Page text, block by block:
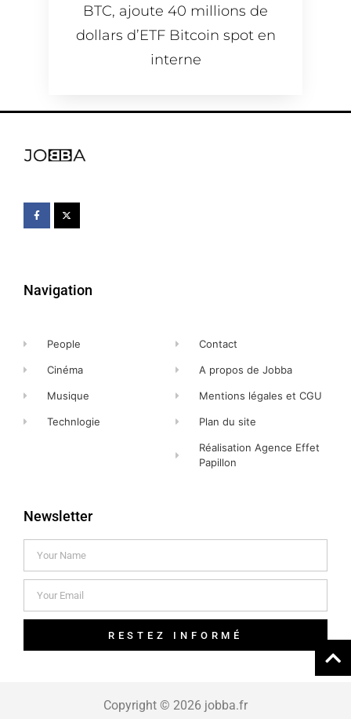
BTC, ajoute 40 millions de
dollars d’ETF Bitcoin spot en
interne
Navigation
People
Cinéma
Musique
Technlogie
Contact
A propos de Jobba
Mentions légales et CGU
Plan du site
Réalisation Agence Effet
Papillon
Newsletter
RESTEZ INFORMÉ
Copyright © 2026 jobba.fr